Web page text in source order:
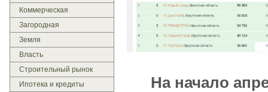
Коммерческая
Загородная
Земля
Власть
Строительный рынок
Ипотека и кредиты
На начало